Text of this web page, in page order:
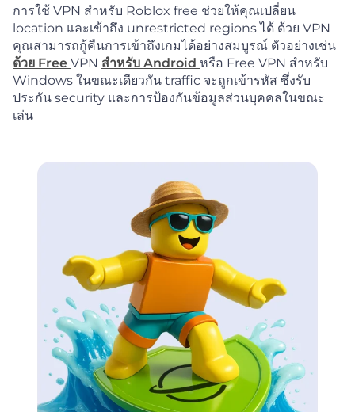
การใช้ VPN สำหรับ Roblox free ช่วยให้คุณเปลี่ยน
location และเข้าถึง unrestricted regions ได้ ด้วย VPN
คุณสามารถกู้คืนการเข้าถึงเกมได้อย่างสมบูรณ์ ตัวอย่างเช่น
ด้วย Free VPN สำหรับ Android หรือ Free VPN สำหรับ
Windows ในขณะเดียวกัน traffic จะถูกเข้ารหัส ซึ่งรับ
ประกัน security และการป้องกันข้อมูลส่วนบุคคลในขณะ
เล่น